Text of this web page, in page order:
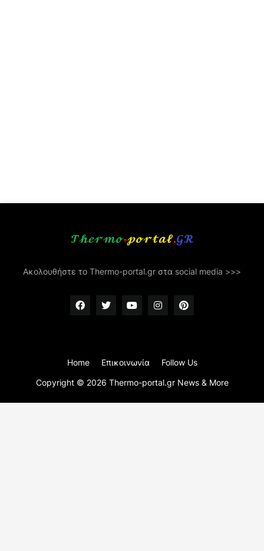
Ακολουθήστε το Thermo-portal.gr στα social media >>>
Copyright © 2026 Thermo-portal.gr News & More
Home Επικοινωνία Follow Us